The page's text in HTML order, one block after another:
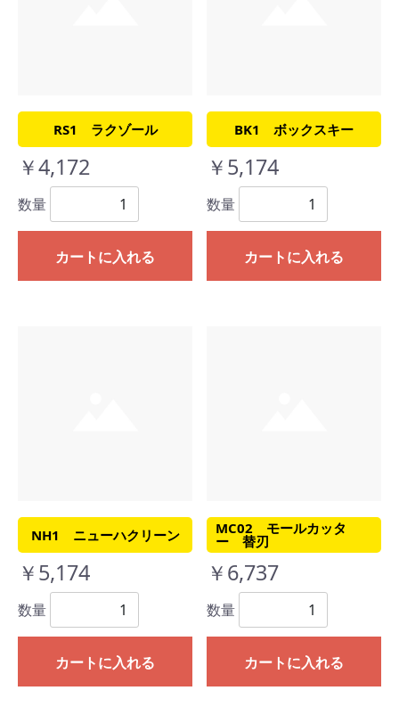
RS1 ラクゾール
￥4,172
数量
カートに入れる
BK1 ボックスキー
￥5,174
数量
カートに入れる
NH1 ニューハクリーン
￥5,174
数量
カートに入れる
MC02 モールカッタ
ー 替刃
￥6,737
数量
カートに入れる